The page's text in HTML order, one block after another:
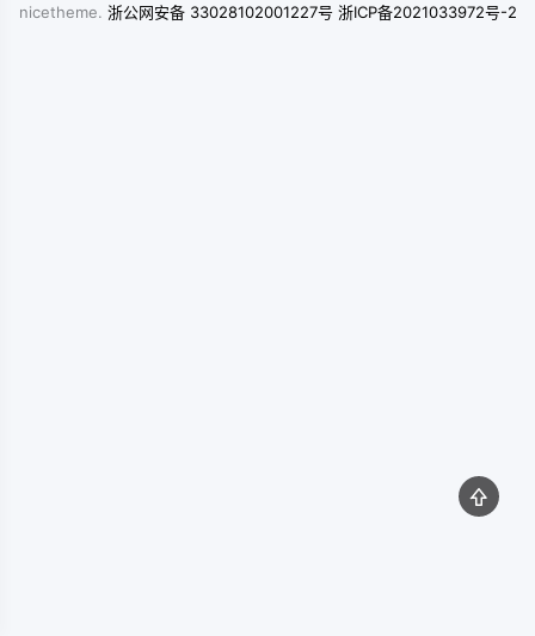
nicetheme. 浙公网安备 33028102001227号 浙ICP备2021033972号-2